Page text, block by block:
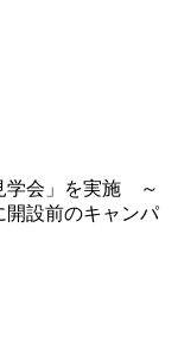
学会」を実施 ～
開設前のキャンパ